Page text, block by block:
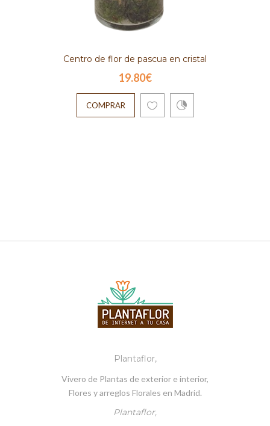
Centro de flor de pascua en cristal
19.80€
COMPRAR
Plantaflor,
Vivero de Plantas de exterior e interior,
Flores y arreglos Florales en Madrid.
Plantaflor,